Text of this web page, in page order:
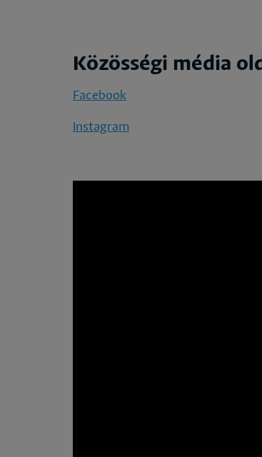
Közösségi média
Facebook
Instagram